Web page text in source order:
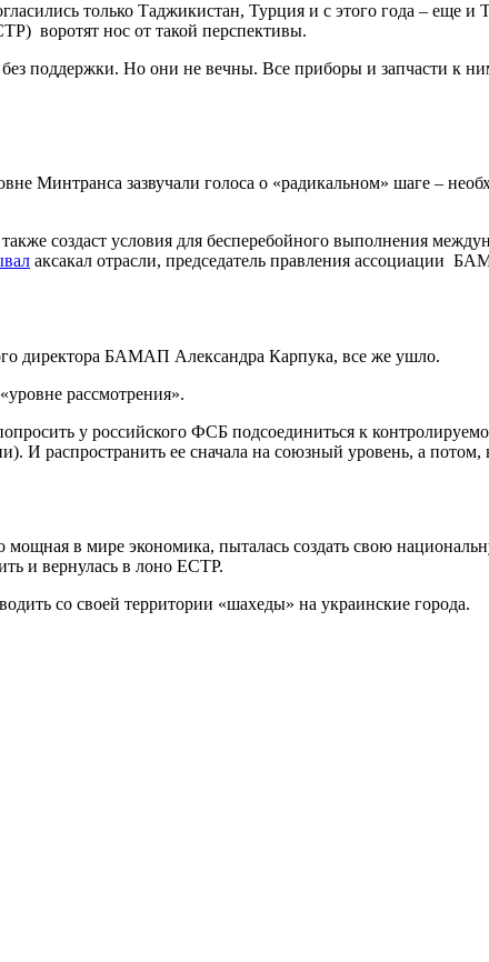
только Таджикистан, Турция и с этого года – еще и
воротят нос от такой перспективы.
поддержки. Но они не вечны. Все приборы и запчасти к
Минтранса зазвучали голоса о «радикальном» шаге –
создаст условия для бесперебойного выполнения
аксакал отрасли, председатель правления ассоциации
директора БАМАП Александра Карпука, все же ушло.
рассмотрения».
у российского ФСБ подсоединиться к
И распространить ее сначала на союзный уровень, а
в мире экономика, пыталась создать свою
и вернулась в лоно ЕСТР.
со своей территории «шахеды» на украинские города.